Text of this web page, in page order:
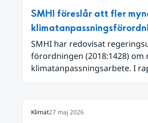
SMHI föreslår att fler
SMHI har redovisat
förordningen (2018:1428) om
klimatanpassningsarbete. I
Klimat27 maj 2026